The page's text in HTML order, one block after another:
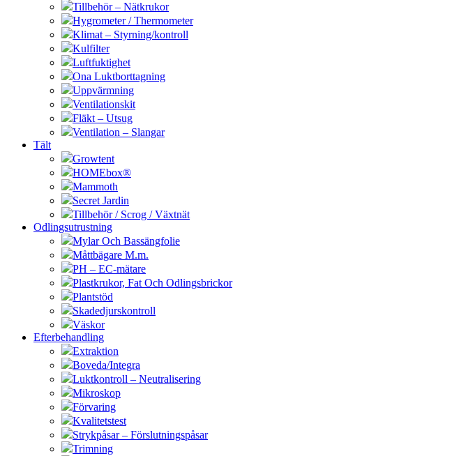
Tillbehör – Nätkrukor
Hygrometer / Thermometer
Klimat – Styrning/kontroll
Kulfilter
Luftfuktighet
Ona Luktborttagning
Uppvärmning
Ventilationskit
Fläkt – Utsug
Ventilation – Slangar
Tält
Growtent
HOMEbox®
Mammoth
Secret Jardin
Tillbehör / Scrog / Växtnät
Odlingsutrustning
Mylar Och Bassängfolie
Måttbägare M.m.
PH – EC-mätare
Plastkrukor, Fat Och Odlingsbrickor
Plantstöd
Skadedjurskontroll
Väskor
Efterbehandling
Extraktion
Boveda/Integra
Luktkontroll – Neutralisering
Mikroskop
Förvaring
Kvalitetstest
Strykpåsar – Förslutningspåsar
Trimning